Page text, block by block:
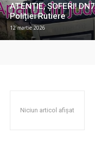
ATENȚIE, ȘOFERI!
Poliției Rutiere
12 martie 2026
Niciun articol afișat